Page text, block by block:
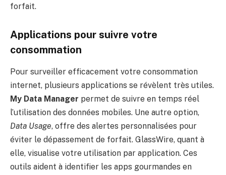
forfait.
Applications pour suivre votre
consommation
Pour surveiller efficacement votre consommation
internet, plusieurs applications se révèlent très utiles.
My Data Manager permet de suivre en temps réel
l’utilisation des données mobiles. Une autre option,
Data Usage, offre des alertes personnalisées pour
éviter le dépassement de forfait. GlassWire, quant à
elle, visualise votre utilisation par application. Ces
outils aident à identifier les apps gourmandes en